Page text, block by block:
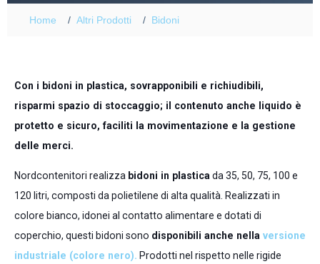
Home Altri Prodotti Bidoni
Con i bidoni in plastica, sovrapponibili e richiudibili,
risparmi spazio di stoccaggio; il contenuto anche liquido è
protetto e sicuro, faciliti la movimentazione e la gestione
delle merci.
Nordcontenitori realizza bidoni in plastica da 35, 50, 75, 100 e
120 litri, composti da polietilene di alta qualità. Realizzati in
colore bianco, idonei al contatto alimentare e dotati di
coperchio, questi bidoni sono disponibili anche nella versione
industriale (colore nero). Prodotti nel rispetto nelle rigide